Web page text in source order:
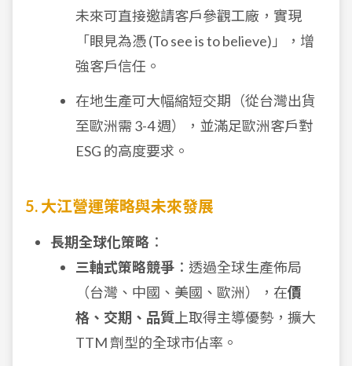
未來可直接邀請客戶參觀工廠，實現
「眼見為憑 (To see is to believe)」，增
強客戶信任。
在地生產可大幅縮短交期（從台灣出貨
至歐洲需 3-4 週），並滿足歐洲客戶對
ESG 的高度要求。
5. 大江營運策略與未來發展
長期全球化策略 ：
三軸式策略競爭 ：透過全球生產佈局
（台灣、中國、美國、歐洲），在價
格、交期、品質 上取得主導優勢，擴大
TTM 劑型的全球市佔率。